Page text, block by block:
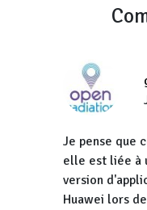
Je pense que
elle est liée à
version
Huawei lors